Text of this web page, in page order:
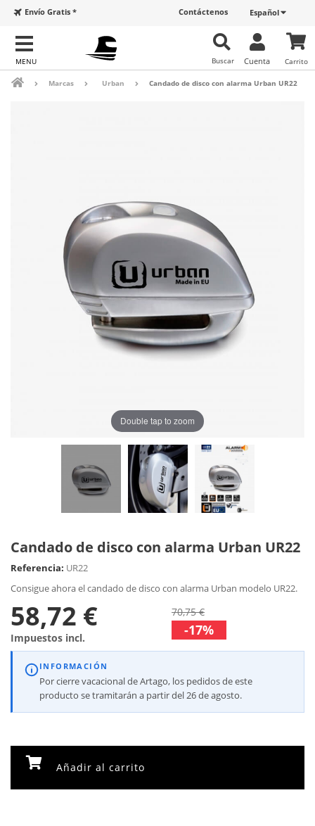
Español
Contáctenos
Envío Gratis *
Carrito
Cuenta
Buscar
Marcas Urban Candado de disco con alarma Urban UR22
Double tap to zoom
Candado de disco con alarma Urban UR22
Referencia: UR22
Consigue ahora el candado de disco con alarma Urban modelo UR22.
58,72 €
Impuestos incl.
70,75 €
-17%
INFORMACIÓN
Por cierre vacacional de Artago, los pedidos de este
producto se tramitarán a partir del 26 de agosto.
Añadir al carrito